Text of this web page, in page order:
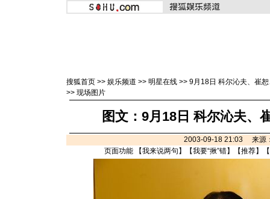
搜狐首页 >> 娱乐频道 >> 明星在线 >> 9月18日 科尔沁夫、崔
>> 现场图片
图文：9月18日 科尔沁夫、
2003-09-18 21:03 来源
页面功能 【我来说两句 】【我要“揪”错】【推荐】